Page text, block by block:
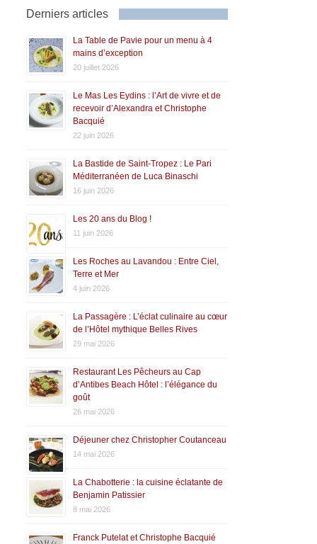
Derniers articles
La Table de Pavie pour un menu à 4
mains d’exception
20 juillet 2026
Le Mas Les Eydins : l’Art de vivre et de
recevoir d’Alexandra et Christophe
Bacquié
22 juin 2026
La Bastide de Saint-Tropez : Le Pari
Méditerranéen de Luca Binaschi
16 juin 2026
Les 20 ans du Blog !
11 juin 2026
Les Roches au Lavandou : Entre Ciel,
Terre et Mer
4 juin 2026
La Passagère : L’éclat culinaire au cœur
de l’Hôtel mythique Belles Rives
29 mai 2026
Restaurant Les Pêcheurs au Cap
d’Antibes Beach Hôtel : l’élégance du
goût
26 mai 2026
Déjeuner chez Christopher Coutanceau
14 mai 2026
La Chabotterie : la cuisine éclatante de
Benjamin Patissier
8 mai 2026
Franck Putelat et Christophe Bacquié